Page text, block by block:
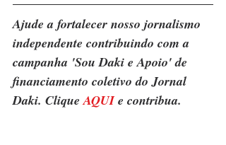
Ajude a fortalecer nosso jornalismo
independente contribuindo com a
campanha 'Sou Daki e Apoio' de
financiamento coletivo do Jornal
Daki. Clique AQUI e contribua.